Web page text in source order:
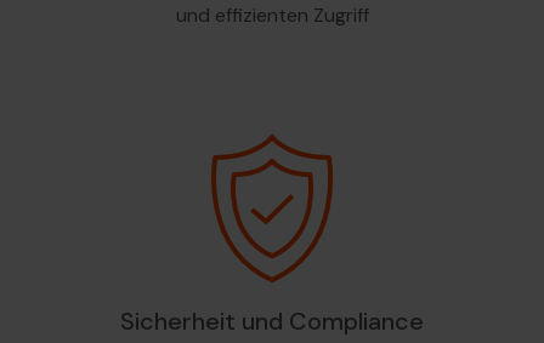
und effizienten Zugriff
Sicherheit und Compliance